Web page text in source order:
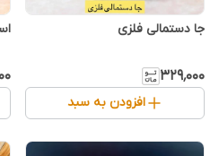
جا دستمالی فلزی
۳۲۹٬۰۰۰
افزودن به سبد